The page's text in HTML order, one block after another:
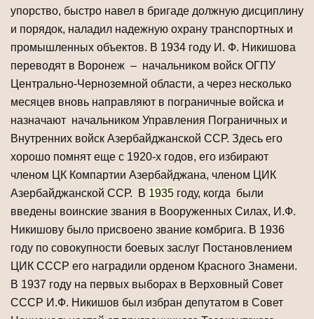
упорство, быстро навел в бригаде должную дисциплину
и порядок, наладил надежную охрану транспортных и
промышленных объектов. В 1934 году И. Ф. Никишова
переводят в Воронеж – начальником войск ОГПУ
Центрально-Черноземной области, а через несколько
месяцев вновь направляют в пограничные войска и
назначают начальником Управления Пограничных и
Внутренних войск Азербайджанской ССР. Здесь его
хорошо помнят еще с 1920-х годов, его избирают
членом ЦК Компартии Азербайджана, членом ЦИК
Азербайджанской ССР. В 1935 году, когда были
введены воинские звания в Вооруженных Силах, И.Ф.
Никишову было присвоено звание комбрига. В 1936
году по совокупности боевых заслуг Постановлением
ЦИК СССР его наградили орденом Красного Знамени.
В 1937 году на первых выборах в Верховный Совет
СССР И.Ф. Никишов был избран депутатом в Совет